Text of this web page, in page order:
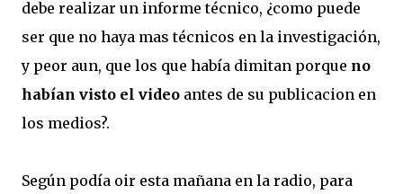
debe realizar un informe técnico, ¿como puede
ser que no haya mas técnicos en la investigación,
y peor aun, que los que había dimitan porque no
habían visto el video antes de su publicacion en
los medios?.
Según podía oir esta mañana en la radio, para